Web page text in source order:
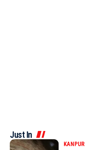
Just In
KANPUR